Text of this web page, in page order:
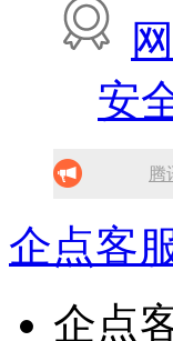
安
腾
10
找
企点客
企点